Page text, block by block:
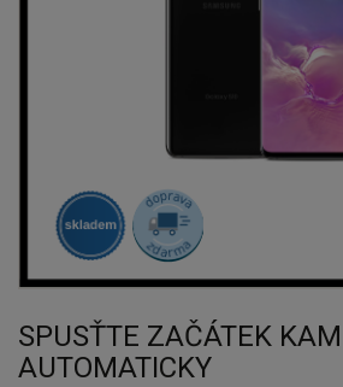
SPUSŤTE ZAČÁTEK
AUTOMATICKY